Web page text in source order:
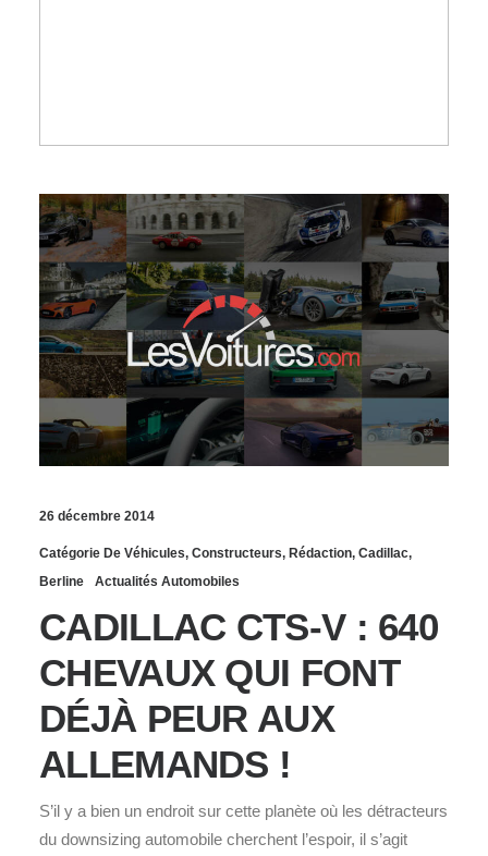
26 décembre 2014
Catégorie De Véhicules, Constructeurs, Rédaction, Cadillac,
Berline
Actualités Automobiles
CADILLAC CTS-V : 640
CHEVAUX QUI FONT
DÉJÀ PEUR AUX
ALLEMANDS !
S’il y a bien un endroit sur cette planète où les détracteurs
du downsizing automobile cherchent l’espoir, il s’agit